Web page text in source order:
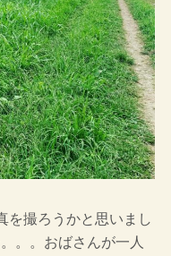
を撮ろうかと思いまし
。。おばさんが一人